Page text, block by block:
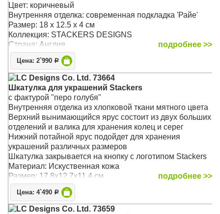
Цвет: коричневый
Внутренняя отделка: современная подкладка 'Райе'
Размер: 18 x 12.5 x 4 см
Коллекция: STACKERS DESIGNS
Страна: Англия
подробнее >>
Цена: 2`990 Р
LC Designs Co. Ltd. 73664
Шкатулка для украшений Stackers
с фактурой "перо голубя"
Внутренняя отделка из хлопковой ткани мятного цвета
Верхний вынимающийся ярус состоит из двух больших
отделений и валика для хранения колец и серег
Нижний потайной ярус подойдет для хранения
украшений различных размеров
Шкатулка закрывается на кнопку с логотипом Stackers
Материал: Искуственная кожа
Размер: 17,8х12,7х11,4 см
подробнее >>
Цена: 4`490 Р
LC Designs Co. Ltd. 73659